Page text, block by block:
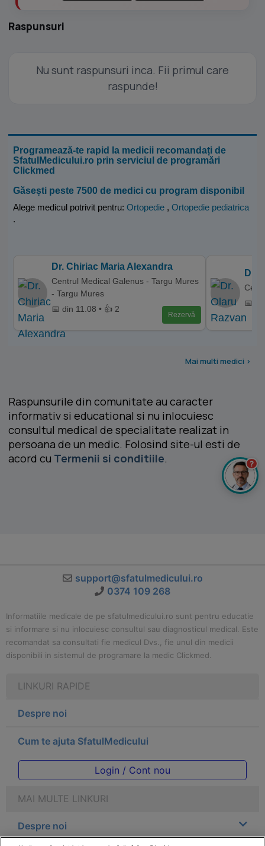
Raspunsuri
Nu sunt raspunsuri inca. Fii primul care
raspunde!
Programează-te rapid la medicii recomandați de
SfatulMedicului.ro prin serviciul de programări
Clickmed
Găsești peste 7500 de medici cu program disponibil
Alege medicul potrivit pentru: Ortopedie , Ortopedie pediatrica
.
Dr. Chiriac Maria Alexandra
Centrul Medical Galenus - Targu Mures
- Targu Mures
📅 din 11.08 • 👍 2
Rezervă
Dr.
📅
Mai multi medici >
Raspunsurile din comunitate au caracter
informativ si educational si nu inlocuiesc
consultul medical de specialitate realizat in
persoana de un medic. Folosind site-ul esti de
acord cu Termenii si conditiile.
support@sfatulmedicului.ro
0374 109 268
Informatiile medicale de pe sfatulmedicului.ro sunt pentru educatie
si informare si nu inlocuiesc consultul sau diagnosticul medical. Este
recomandat sa consultati fie medicul Dvs., fie unul din medicii
disponibili in sistemul de programare la medic Clickmed.
LINKURI RAPIDE
Despre noi
Cum te ajuta SfatulMedicului
Login / Cont nou
MAI MULTE LINKURI
Despre noi
?